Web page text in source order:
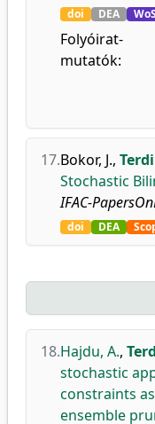
doi DEA WoS
Folyóirat-
mutatók:
17.Bokor, J.,
Stochastic
IFAC-
doi DEA
18.Hajdu, A.,
stochastic
constraints
ensemble